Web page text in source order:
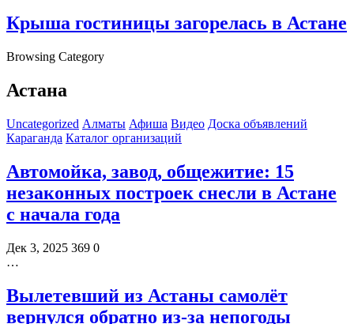
Крыша гостиницы загорелась в Астане
Browsing Category
Астана
Uncategorized Алматы Афиша Видео Доска объявлений
Караганда Каталог организаций
Автомойка, завод, общежитие: 15
незаконных построек снесли в Астане
с начала года
Дек 3, 2025 369 0
…
Вылетевший из Астаны самолёт
вернулся обратно из-за непогоды